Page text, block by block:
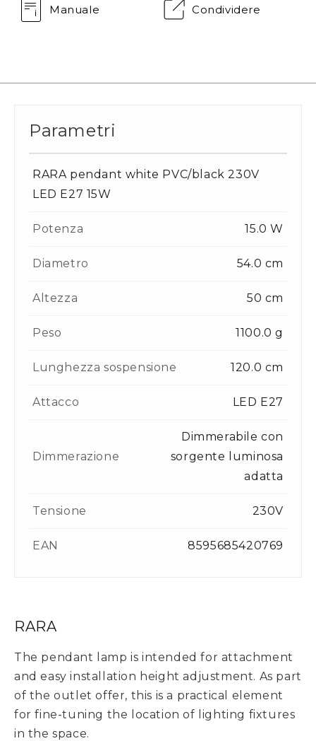
Manuale Condividere
RARA
The pendant lamp is intended for attachment
and easy installation height adjustment. As part
of the outlet offer, this is a practical element
for fine-tuning the location of lighting fixtures
in the space.
Parametri
RARA pendant white PVC/black 230V
LED E27 15W
Potenza 15.0 W
Diametro 54.0 cm
Altezza 50 cm
Peso 1100.0 g
Lunghezza sospensione 120.0 cm
Attacco LED E27
Dimmerazione
Dimmerabile con
sorgente luminosa
adatta
Tensione 230V
EAN 8595685420769